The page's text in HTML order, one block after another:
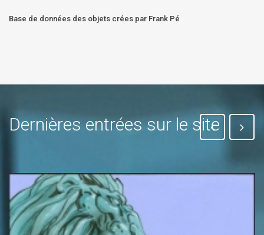
Base de données des objets crées par Frank Pé
Dernières entrées sur le site